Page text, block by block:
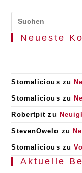
Neueste
Stomalicious zu
Stomalicious zu
Robertpit zu
StevenOwelo zu
Stomalicious zu
Aktuelle